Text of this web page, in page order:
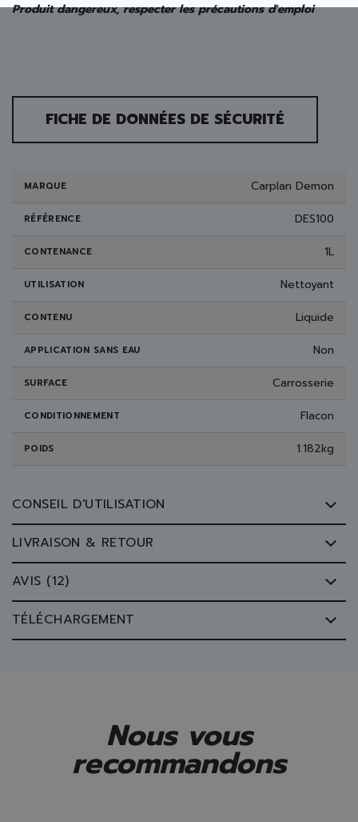
Produit dangereux, respecter les précautions d'emploi
FICHE DE DONNÉES DE SÉCURITÉ
MARQUE Carplan Demon
RÉFÉRENCE DES100
CONTENANCE 1L
UTILISATION Nettoyant
CONTENU Liquide
APPLICATION SANS EAU Non
SURFACE Carrosserie
CONDITIONNEMENT Flacon
POIDS 1.182kg
CONSEIL D'UTILISATION
LIVRAISON & RETOUR
AVIS (12)
TÉLÉCHARGEMENT
Nous vous
recommandons